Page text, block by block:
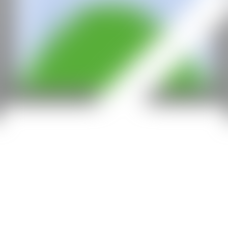
hello@contemporaryartnow.com